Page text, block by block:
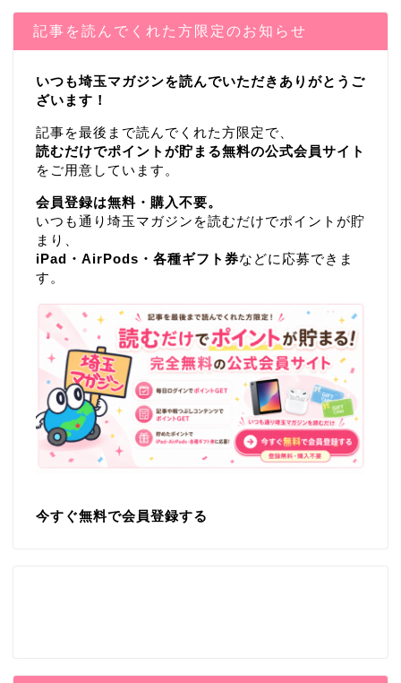
記事を読んでくれた方限定のお知らせ
いつも埼玉マガジンを読んでいただきありがとうご
ざいます！
記事を最後まで読んでくれた方限定で、
読むだけでポイントが貯まる無料の公式会員サイト
をご用意しています。
会員登録は無料・購入不要。
いつも通り埼玉マガジンを読むだけでポイントが貯
まり、
iPad・AirPods・各種ギフト券などに応募できま
す。
今すぐ無料で会員登録する